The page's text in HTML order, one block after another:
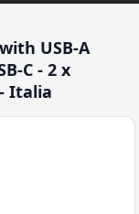
USB-A
C - 2 x
Italia